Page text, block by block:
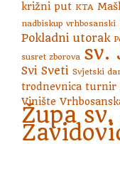
križni put KTA
nadbiskup vrhbosanski
Pokladni utorak
susret zborova sv.
Svi Sveti Svjetski
trodnevnica turnir
Vinište
Župa